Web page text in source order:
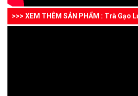
>>> XEM THÊM SẢN PHẨM : Trà Gạo